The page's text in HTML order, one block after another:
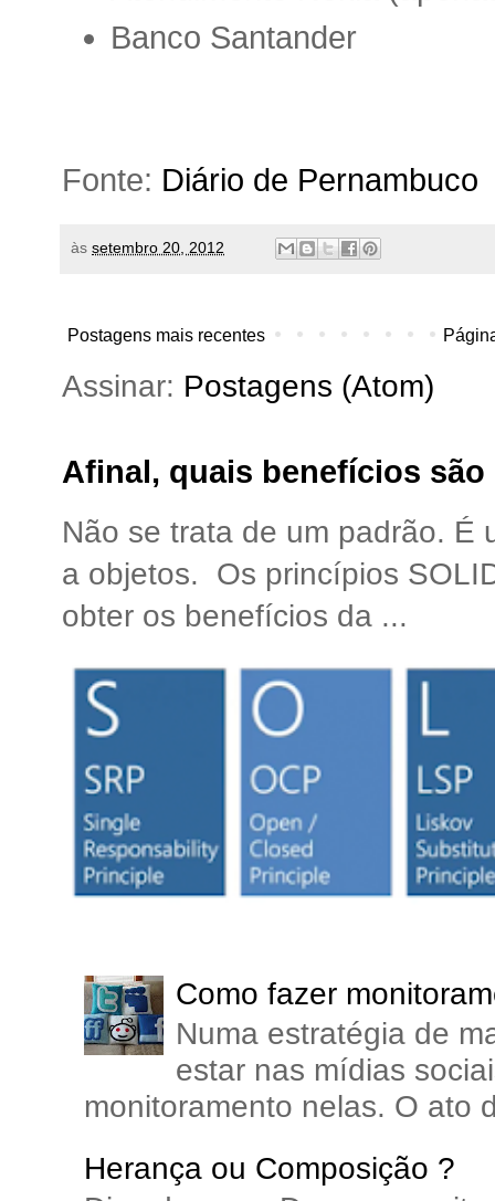
Banco Santander
Fonte: Diário de Pernambuco
às setembro 20, 2012
Postagens mais recentes
Assinar: Postagens (Atom)
Afinal, quais benefícios
Não se trata de um padrão. É
a objetos. Os princípios
obter os benefícios da ...
Como fazer
Numa estratégia de
estar nas mídias
monitoramento nelas. O ato
Herança ou Composição ?